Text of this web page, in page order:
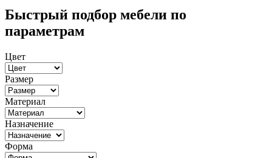
Быстрый подбор мебели по
параметрам
Цвет
Размер
Материал
Назначение
Форма